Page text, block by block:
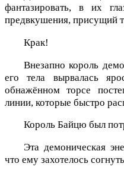
фантазировать, в их
предвкушения, присущий
Крак!
Внезапно король
его тела вырвалась
обнажённом торсе
линии, которые быстро
Король Байцю был
Эта демоническая
что ему захотелось